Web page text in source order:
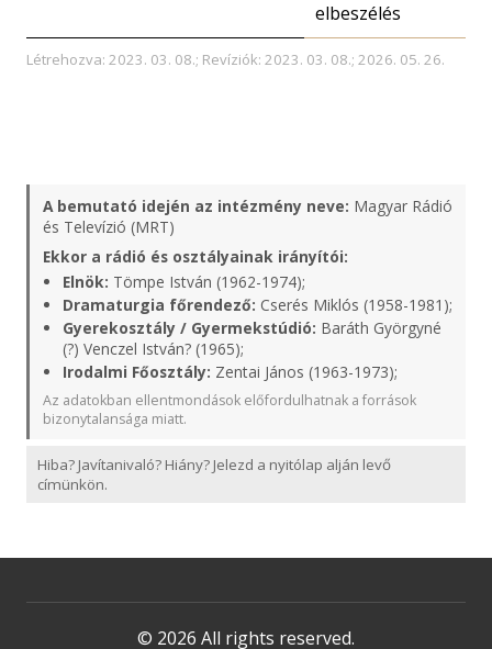
elbeszélés
Létrehozva: 2023. 03. 08.; Revíziók: 2023. 03. 08.; 2026. 05. 26.
A bemutató idején az intézmény neve: Magyar Rádió
és Televízió (MRT)
Ekkor a rádió és osztályainak irányítói:
Elnök: Tömpe István (1962-1974);
Dramaturgia főrendező: Cserés Miklós (1958-1981);
Gyerekosztály / Gyermekstúdió: Baráth Györgyné
(?) Venczel István? (1965);
Irodalmi Főosztály: Zentai János (1963-1973);
Az adatokban ellentmondások előfordulhatnak a források
bizonytalansága miatt.
Hiba? Javítanivaló? Hiány? Jelezd a nyitólap alján levő
címünkön.
© 2026 All rights reserved.